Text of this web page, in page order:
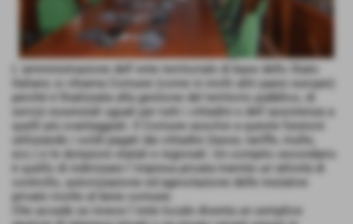
L´amministrazione dell´ente territoriale di base dello Stato
Italiano si chiama Comune (come in molti altri paesi europei)
perché è finalizzata alla gestione del territorio pubblico, di
servizi essenziali uguali per tutti i cittadini e dell´assistenza a
quelli più svantaggiati. Il Comune assolve a queste funzioni
utilizzando i soldi pagati dai cittadini (tasse, tariffe, multe,
ecc.) e le dotazioni statali e regionali. Un compito secondario
è quello di indirizzare l´impresa privata tramite un´attività di
controllo, autorizzazione ed agevolazione delle iniziative
private rivolte al bene comune.
Che accade se invece l´ente locale diventa un semplice